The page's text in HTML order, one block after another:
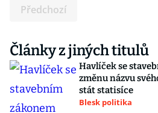
Předchozí
Články z jiných titulů
Havlíček se
změnu názvu
stát statisíce
Blesk politika